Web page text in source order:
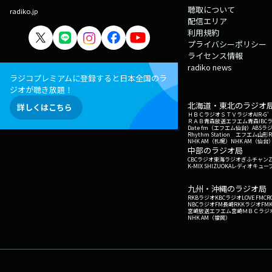
radiko.jp
ラジコプレミアムに登録すると日本全国のラ
ジオが聴き放題！
詳しくはこちら
聴取について
配信エリア
利用規約
プライバシーポリシー
ライセンス情報
radiko news
北海道・東北のラジオ
ＨＢＣラジオＳＴＶラジオAIR-G'
ＲＡＢ青森放送エフエム青森IBC
Date fm（エフエム仙台） ABSラ
Rhythm Station エフエム山形
NHK AM（札幌） NHK AM（仙台
中部のラジオ局
CBCラジオ東海ラジオぎふチャン
K-MIX SHIZUOKAレディオキュー
九州・沖縄のラジオ局
RKBラジオKBCラジオLOVE FM
NBCラジオFM長崎RKKラジオ
宮崎放送エフエム宮崎ＭＢＣラジ
NHK AM（福岡）